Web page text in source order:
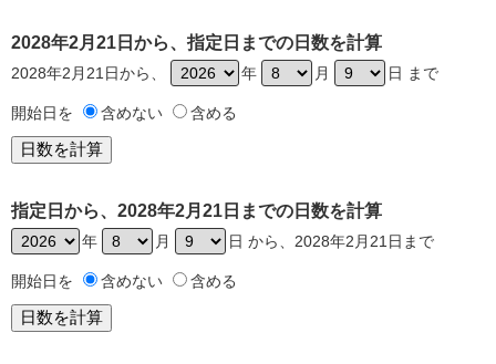
2028年2月21日から、指定日までの日数を計算
2028年2月21日から、 年 月 日 まで
開始日を 含めない 含める
指定日から、2028年2月21日までの日数を計算
年 月 日 から、2028年2月21日まで
開始日を 含めない 含める